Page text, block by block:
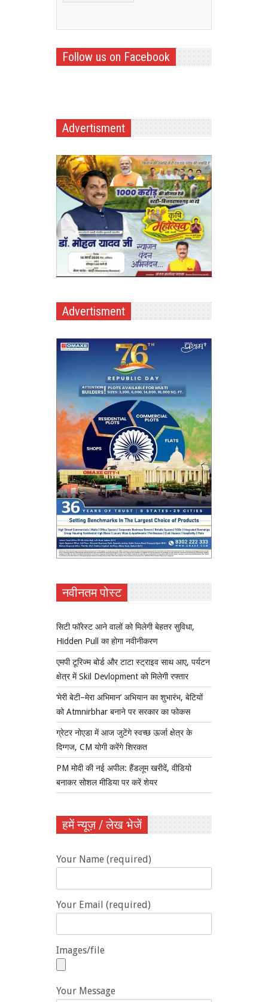
Follow us on Facebook
Advertisment
Advertisment
नवीनतम पोस्ट
सिटी फॉरेस्ट आने वालों को मिलेगी बेहतर सुविधा,
Hidden Pull का होगा नवीनीकरण
एमपी टूरिज्म बोर्ड और टाटा स्ट्राइव साथ आए, पर्यटन
क्षेत्र में Skil Devlopment को मिलेगी रफ्तार
‘मेरी बेटी–मेरा अभिमान’ अभियान का शुभारंभ, बेटियों
को Atmnirbhar बनाने पर सरकार का फोकस
ग्रेटर नोएडा में आज जुटेंगे स्वच्छ ऊर्जा क्षेत्र के
दिग्गज, CM योगी करेंगे शिरकत
PM मोदी की नई अपील: हैंडलूम खरीदें, वीडियो
बनाकर सोशल मीडिया पर करें शेयर
हमें न्यूज़ / लेख भेजें
Your Name (required)
Your Email (required)
Images/file
Your Message